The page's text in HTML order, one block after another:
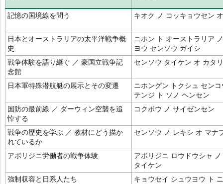
記憶の国境線を問う キオク ノ コッキョウセン
日本とオーストラリアの太平洋戦争概
史
ニホン ト オーストラリア
ヨウ センソウ ガイシ
戦争体験を語り継ぐ ／ 豪国立戦争記
念館
センソウ タイケン オ カタ
日本軍特殊潜航艇の展示とその変遷
ニホングン トクシュ セン
テンジ ト ソノ ヘンセン
国防の最前線 ／ ダーウィン空襲を追
悼する
コクボウ ノ サイゼンセン
戦争の歴史を学ぶ ／ 教材にどう描か
れているか
センソウ ノ レキシ オ マナ
アボリジニ労働者の戦争体験
アボリジニ ロウドウシャ
タイケン
強制収容と日系人たち
キョウセイ シュウヨウ ト